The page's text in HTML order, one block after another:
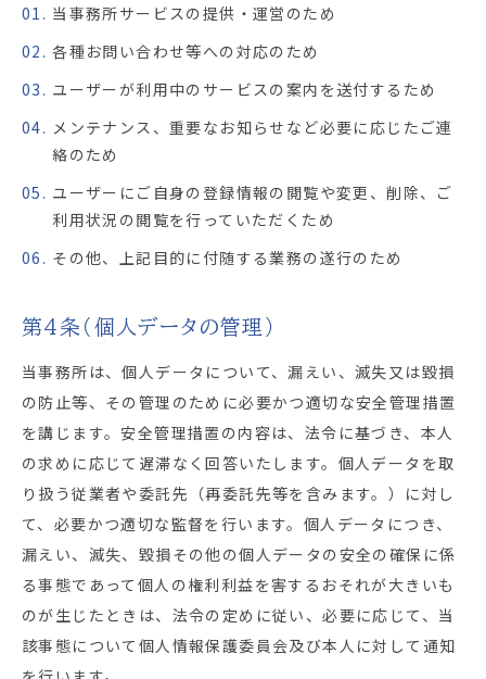
01. 当事務所サービスの提供・運営のため
02. 各種お問い合わせ等への対応のため
03. ユーザーが利用中のサービスの案内を送付するため
04. メンテナンス、重要なお知らせなど必要に応じたご連
絡のため
05. ユーザーにご自身の登録情報の閲覧や変更、削除、ご
利用状況の閲覧を行っていただくため
06. その他、上記目的に付随する業務の遂行のため
第4条（個人データの管理）
当事務所は、個人データについて、漏えい、滅失又は毀損
の防止等、その管理のために必要かつ適切な安全管理措置
を講じます。安全管理措置の内容は、法令に基づき、本人
の求めに応じて遅滞なく回答いたします。個人データを取
り扱う従業者や委託先（再委託先等を含みます。）に対し
て、必要かつ適切な監督を行います。個人データにつき、
漏えい、滅失、毀損その他の個人データの安全の確保に係
る事態であって個人の権利利益を害するおそれが大きいも
のが生じたときは、法令の定めに従い、必要に応じて、当
該事態について個人情報保護委員会及び本人に対して通知